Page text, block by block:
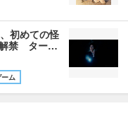
初めての怪
解禁 ター…
ム